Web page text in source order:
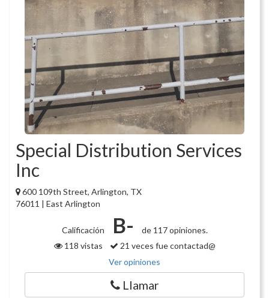
Special Distribution Services
Inc
600 109th Street, Arlington, TX
76011 | East Arlington
Calificación B-
de 117 opiniones.
118 vistas
21 veces fue contactad@
Ver opiniones
Llamar